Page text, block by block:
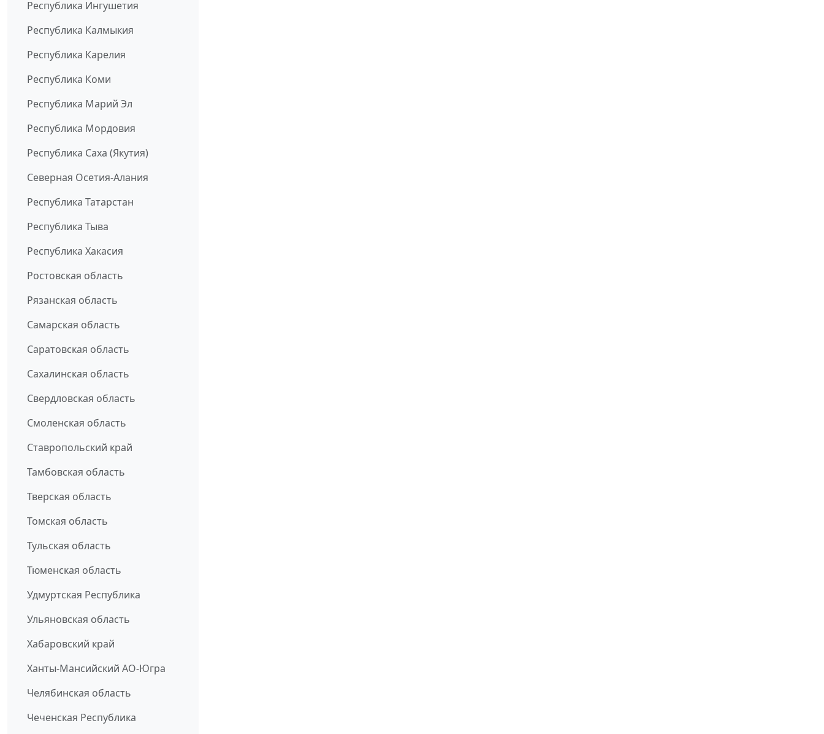
Республика Ингушетия
Республика Калмыкия
Республика Карелия
Республика Коми
Республика Марий Эл
Республика Мордовия
Республика Саха (Якутия)
Северная Осетия-Алания
Республика Татарстан
Республика Тыва
Республика Хакасия
Ростовская область
Рязанская область
Самарская область
Саратовская область
Сахалинская область
Свердловская область
Смоленская область
Ставропольский край
Тамбовская область
Тверская область
Томская область
Тульская область
Тюменская область
Удмуртская Республика
Ульяновская область
Хабаровский край
Ханты-Мансийский АО-Югра
Челябинская область
Чеченская Республика